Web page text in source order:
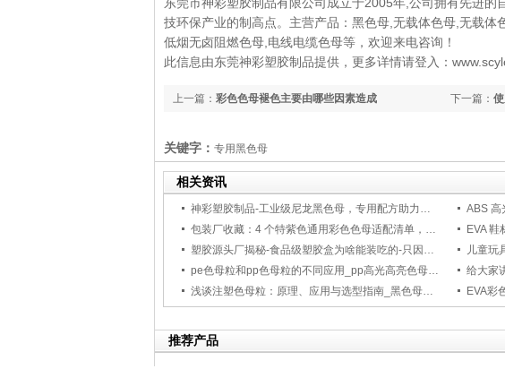
技环保产业的制高点。主营产品：黑色母,无载体色母,无载体
低烟无卤阻燃色母,电线电缆色母等，欢迎来电咨询！
此信息由东莞神彩塑胶制品提供，更多详情请登入：
下一篇：
上一篇： 彩色色母褪色主要由哪些因素造成
关键字： 专用黑色母
相关资讯
神彩塑胶制品-工业级尼龙黑色母，专用配方助力满足尼龙材料加工需求-色母知识
包装厂收藏：4 个特紫色通用彩色色母适配清单，不踩色差雷！-神彩塑胶制品有限公司
塑胶源头厂揭秘-食品级塑胶盒为啥能装吃的-只因黑色母得过这 2 个认证
pe色母粒和pp色母粒的不同应用_pp高光高亮色母_神彩塑胶色母批发厂家
浅谈注塑色母粒：原理、应用与选型指南_黑色母粒_无载体色母粒厂家
推荐产品